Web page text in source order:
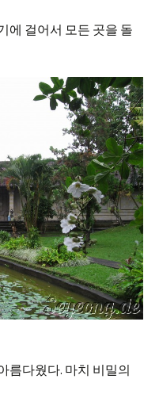
에 걸어서 모든 곳을 돌
름다웠다. 마치 비밀의